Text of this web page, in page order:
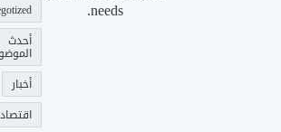
needs.
أحدث
أخبار
اقتصاد